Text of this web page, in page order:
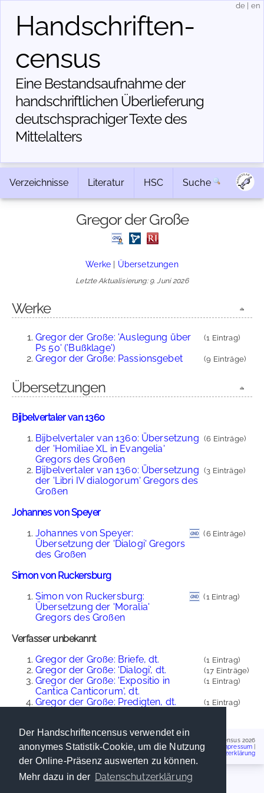
Der Handschriftencensus verwendet ein
anonymes Statistik-Cookie, um die Nutzung
der Online-Präsenz auswerten zu können.
Mehr dazu in der Datenschutzerklärung
Handschriften­
census
Eine Bestandsaufnahme der
handschriftlichen Über­lieferung
deutschsprachiger Texte des
Mittelalters
de en
Verzeichnisse Literatur HSC Suche
Gregor der Große
Werke | Übersetzungen
Letzte Aktualisierung: 9. Juni 2026
Werke
Gregor der Große: 'Auslegung über
Ps 50' ('Bußklage')
(1 Eintrag)
Gregor der Große: Passionsgebet (9 Einträge)
Übersetzungen
Bijbelvertaler van 1360
Bijbelvertaler van 1360: Übersetzung
der 'Homiliae XL in Evangelia'
Gregors des Großen
(6 Einträge)
Bijbelvertaler van 1360: Übersetzung
der 'Libri IV dialogorum' Gregors des
Großen
(3 Einträge)
Johannes von Speyer
Johannes von Speyer:
Übersetzung der 'Dialogi' Gregors
des Großen
(6 Einträge)
Simon von Ruckersburg
Simon von Ruckersburg:
Übersetzung der 'Moralia'
Gregors des Großen
(1 Eintrag)
Verfasser unbekannt
Gregor der Große: Briefe, dt.
(1 Eintrag)
Gregor der Große: 'Dialogi', dt. (17 Einträge)
Gregor der Große: 'Expositio in
Cantica Canticorum', dt.
(1 Eintrag)
Gregor der Große: Predigten, dt. (1 Eintrag)
Handschriftencensus 2026
Impressum
Datenschutzerklärung